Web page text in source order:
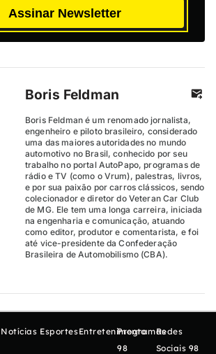
Assinar Newsletter
Boris Feldman
Boris Feldman é um renomado jornalista,
engenheiro e piloto brasileiro, considerado
uma das maiores autoridades no mundo
automotivo no Brasil, conhecido por seu
trabalho no portal AutoPapo, programas de
rádio e TV (como o Vrum), palestras, livros,
e por sua paixão por carros clássicos, sendo
colecionador e diretor do Veteran Car Club
de MG. Ele tem uma longa carreira, iniciada
na engenharia e comunicação, atuando
como editor, produtor e comentarista, e foi
até vice-presidente da Confederação
Brasileira de Automobilismo (CBA).
Notícias EsportesEntretenimento
Programas
98
Redes
Sociais 98